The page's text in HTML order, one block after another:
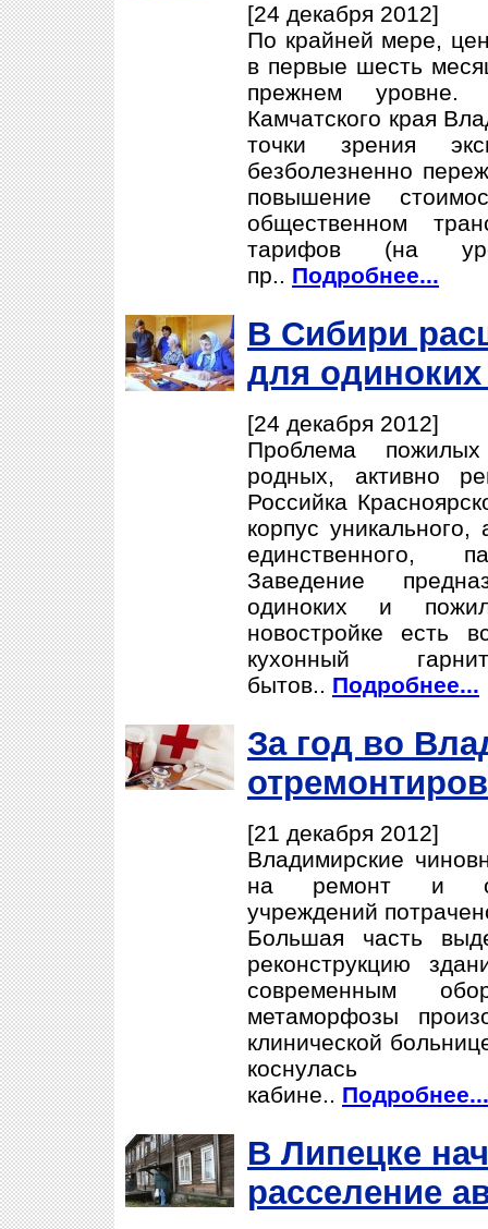
[24 декабря 2012]
По крайней мере,
в первые шесть
прежнем
Камчатского края
точки зрения
безболезненно
повышение
общественном
тарифов (на
пр.. Подробнее...
В Сибири
для
[24 декабря 2012]
Проблема
родных, активно
Российка
корпус
единственного,
Заведение
одиноких и
новостройке есть
кухонный
бытов.. Подробнее...
За год во
[21 декабря 2012]
Владимирские
на ремонт и
учреждений
Большая часть
реконструкцию
современным
метаморфозы
клинической
коснулась
кабине.. Подробнее...
В Липецке
расселение